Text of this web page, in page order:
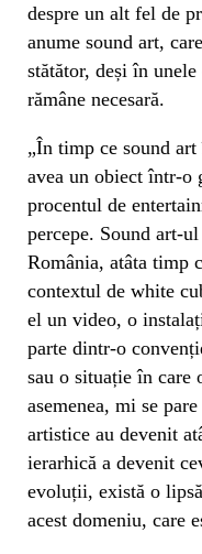
despre un alt fel de
anume sound art,
stătător, deși în
rămâne necesară.
„În timp ce sound
avea un obiect într-o
procentul de
percepe. Sound art-
România, atâta timp
contextul de white
el un video, o
parte dintr-o
sau o situație în care
asemenea, mi se
artistice au devenit
ierarhică a devenit
evoluții, există o
acest domeniu, care